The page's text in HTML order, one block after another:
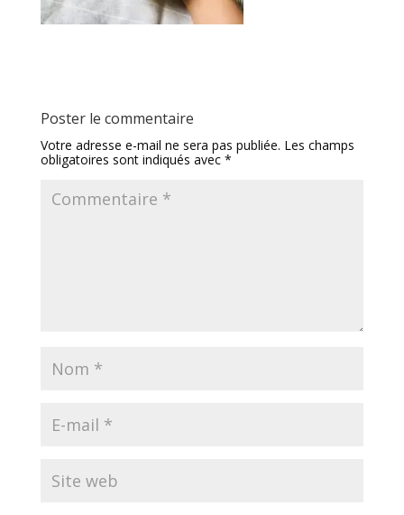
Poster le commentaire
Votre adresse e-mail ne sera pas publiée. Les champs
obligatoires sont indiqués avec *